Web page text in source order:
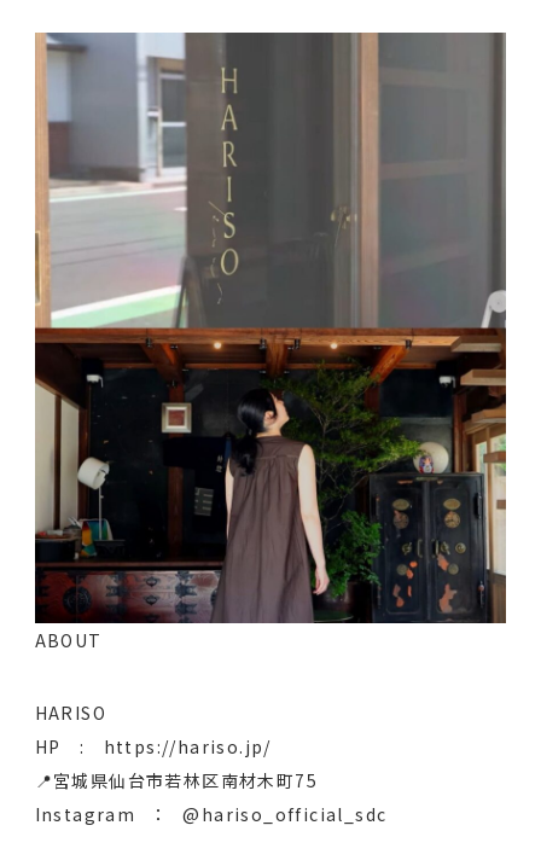
ABOUT
HARISO
HP : https://hariso.jp/
📍宮城県仙台市若林区南材木町75
Instagram ：@hariso_official_sdc